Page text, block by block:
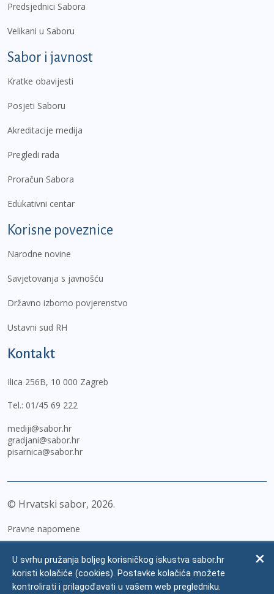
Predsjednici Sabora
Velikani u Saboru
Sabor i javnost
Kratke obavijesti
Posjeti Saboru
Akreditacije medija
Pregledi rada
Proračun Sabora
Edukativni centar
Korisne poveznice
Narodne novine
Savjetovanja s javnošću
Državno izborno povjerenstvo
Ustavni sud RH
Kontakt
Ilica 256B, 10 000 Zagreb
Tel.: 01/45 69 222
mediji@sabor.hr
gradjani@sabor.hr
pisarnica@sabor.hr
© Hrvatski sabor, 2026
Pravne napomene
Zaštita osobnih podataka
Impressum
U svrhu pružanja boljeg korisničkog iskustva sabor.hr
koristi kolačiće (cookies). Postavke kolačića možete
kontrolirati i prilagođavati u vašem web pregledniku.